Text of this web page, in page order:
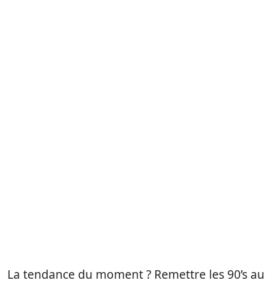
La tendance du moment ? Remettre les 90’s au